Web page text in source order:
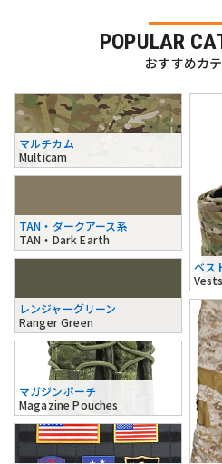
POPULAR
おすすめカ
マルチカム
Multicam
TAN・ダークアース系
TAN・Dark Earth
レンジャーグリーン
Ranger Green
ベス
マガジンポーチ
Magazine Pouches